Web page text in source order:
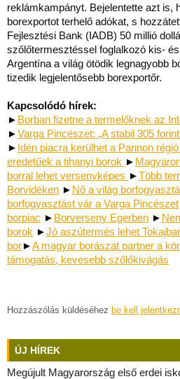
reklámkampányt. Bejelentette azt is,
borexportot terhelő adókat, s
Fejlesztési Bank (IADB) 50 millió
szőlőtermesztéssel foglalkozó kis-
Argentína a világ ötödik legnagyobb
tizedik legjelentősebb borexportőr.
Kapcsolódó hírek:
► Borban fizetne a termelőknek az
►Varga Pincészet: „A stabil 305
► Idén piacra kerülhet a Pannon
eredetűek a tihanyi borok ►
borral lehet versenyképes ►Több
Borvidéken ► Nő a világ
borfogyasztást vár a Varga Pincészet
borpiac ► Borverseny Egerben ►
borok ►Jó aszútermés lehet
bor►A magyar borászat partner a
támogatás, kevesebb szőlőkivágás
Hozzászólás küldéséhez be kell
ÚJ HÍREK
Megújult Magyarország első erdei